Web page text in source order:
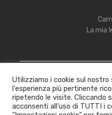
La mia
Copyright ©
Utilizziamo i cookie sul nostro
l'esperienza più pertinente
ripetendo le visite. Cliccando
acconsenti all'uso di TUTTI i